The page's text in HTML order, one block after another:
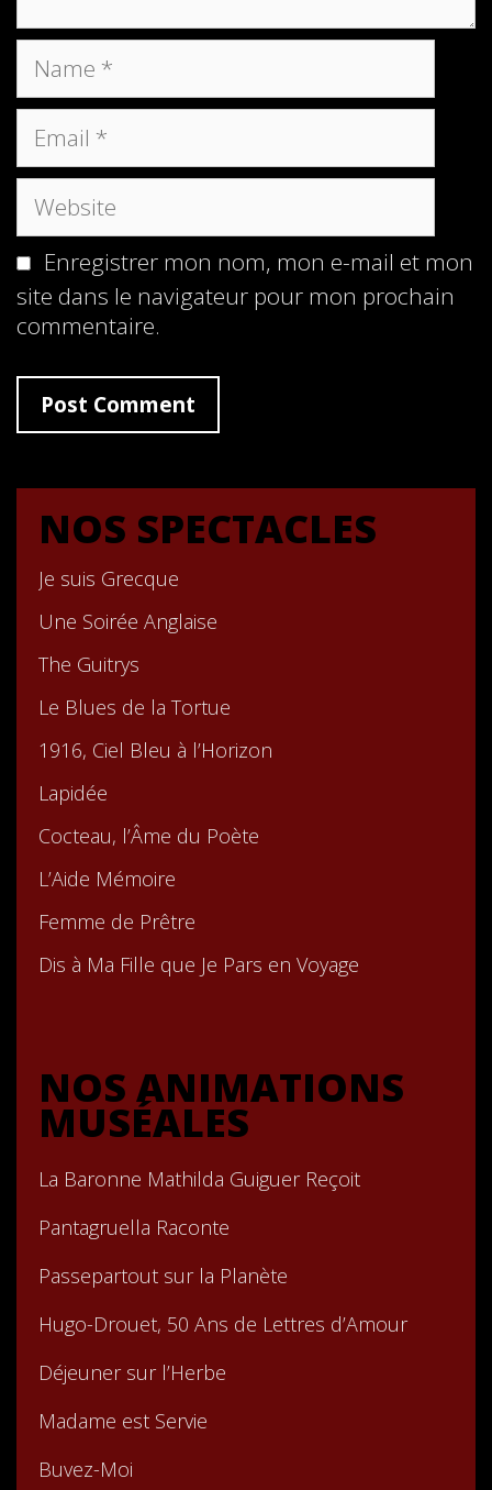
Name
Email
Website
Enregistrer mon nom, mon e-mail et mon
site dans le navigateur pour mon prochain
commentaire.
NOS SPECTACLES
Je suis Grecque
Une Soirée Anglaise
The Guitrys
Le Blues de la Tortue
1916, Ciel Bleu à l’Horizon
Lapidée
Cocteau, l’Âme du Poète
L’Aide Mémoire
Femme de Prêtre
Dis à Ma Fille que Je Pars en Voyage
NOS ANIMATIONS
MUSÉALES
La Baronne Mathilda Guiguer Reçoit
Pantagruella Raconte
Passepartout sur la Planète
Hugo-Drouet, 50 Ans de Lettres d’Amour
Déjeuner sur l’Herbe
Madame est Servie
Buvez-Moi